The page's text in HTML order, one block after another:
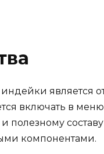
является
включать в
полезному
компонентами.